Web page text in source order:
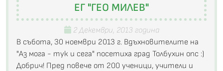
ЕГ "ГЕО МИЛЕВ"
2 Декември, 2013 година
В събота, 30 ноември 2013 г. Вдъхновителите на
"Аз мога - тук и сега" посетиха град Толбухин опс :)
Добрич! Пред повече от 200 ученици, учители и